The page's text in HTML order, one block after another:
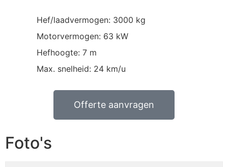
Hef/laadvermogen: 3000 kg
Motorvermogen: 63 kW
Hefhoogte: 7 m
Max. snelheid: 24 km/u
Offerte aanvragen
Foto's